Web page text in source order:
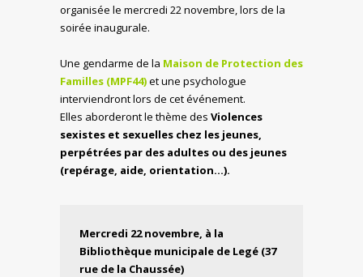
organisée le mercredi 22 novembre, lors de la
soirée inaugurale.
Une gendarme de la Maison de Protection des
Familles (MPF44)et une psychologue
interviendront lors de cet événement.
Elles aborderont le thème des Violences
sexistes et sexuelles chez les jeunes,
perpétrées par des adultes ou des jeunes
(repérage, aide, orientation…).
Mercredi 22 novembre, à la
Bibliothèque municipale de Legé (37
rue de la Chaussée)